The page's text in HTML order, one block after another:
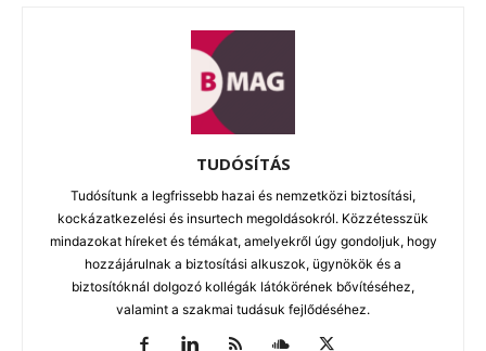
TUDÓSÍTÁS
Tudósítunk a legfrissebb hazai és nemzetközi biztosítási,
kockázatkezelési és insurtech megoldásokról. Közzétesszük
mindazokat híreket és témákat, amelyekről úgy gondoljuk, hogy
hozzájárulnak a biztosítási alkuszok, ügynökök és a
biztosítóknál dolgozó kollégák látókörének bővítéséhez,
valamint a szakmai tudásuk fejlődéséhez.